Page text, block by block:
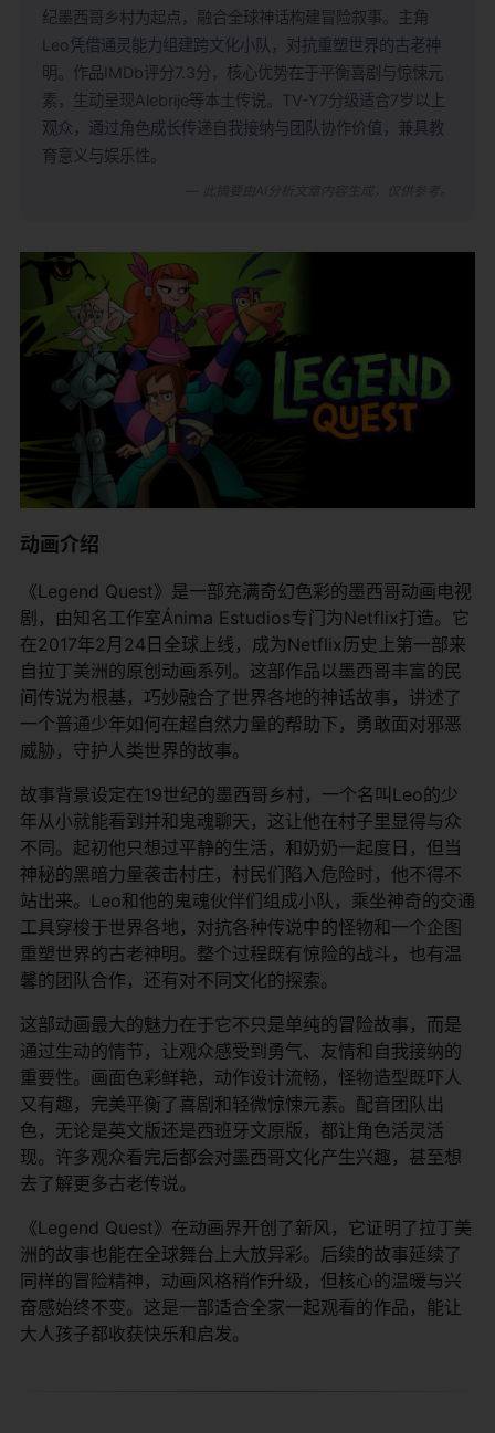
纪墨西哥乡村为起点，融合全球神话构建冒险叙事。主角
Leo凭借通灵能力组建跨文化小队，对抗重塑世界的古老神
明。作品IMDb评分7.3分，核心优势在于平衡喜剧与惊悚元
素，生动呈现Alebrije等本土传说。TV-Y7分级适合7岁以上
观众，通过角色成长传递自我接纳与团队协作价值，兼具教
育意义与娱乐性。
动画介绍
《Legend Quest》是一部充满奇幻色彩的墨西哥动画电视
剧，由知名工作室Ánima Estudios专门为Netflix打造。它
在2017年2月24日全球上线，成为Netflix历史上第一部来
自拉丁美洲的原创动画系列。这部作品以墨西哥丰富的民
间传说为根基，巧妙融合了世界各地的神话故事，讲述了
一个普通少年如何在超自然力量的帮助下，勇敢面对邪恶
威胁，守护人类世界的故事。
故事背景设定在19世纪的墨西哥乡村，一个名叫Leo的少
年从小就能看到并和鬼魂聊天，这让他在村子里显得与众
不同。起初他只想过平静的生活，和奶奶一起度日，但当
神秘的黑暗力量袭击村庄，村民们陷入危险时，他不得不
站出来。Leo和他的鬼魂伙伴们组成小队，乘坐神奇的交通
工具穿梭于世界各地，对抗各种传说中的怪物和一个企图
重塑世界的古老神明。整个过程既有惊险的战斗，也有温
馨的团队合作，还有对不同文化的探索。
这部动画最大的魅力在于它不只是单纯的冒险故事，而是
通过生动的情节，让观众感受到勇气、友情和自我接纳的
重要性。画面色彩鲜艳，动作设计流畅，怪物造型既吓人
又有趣，完美平衡了喜剧和轻微惊悚元素。配音团队出
色，无论是英文版还是西班牙文原版，都让角色活灵活
现。许多观众看完后都会对墨西哥文化产生兴趣，甚至想
去了解更多古老传说。
《Legend Quest》在动画界开创了新风，它证明了拉丁美
洲的故事也能在全球舞台上大放异彩。后续的故事延续了
同样的冒险精神，动画风格稍作升级，但核心的温暖与兴
奋感始终不变。这是一部适合全家一起观看的作品，能让
大人孩子都收获快乐和启发。